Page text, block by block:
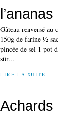
l’ananas
Gâteau renversé au
150g de farine ½
pincée de sel 1 pot
sûr...
LIRE LA SUITE
Achards